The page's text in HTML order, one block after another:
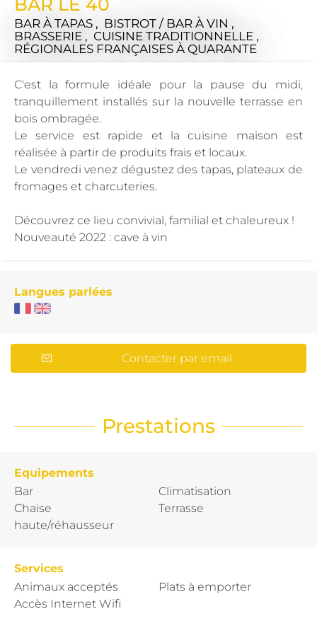
BAR À TAPAS , BISTROT / BAR À VIN ,
BRASSERIE , CUISINE TRADITIONNELLE ,
RÉGIONALES FRANÇAISES À QUARANTE
C'est la formule idéale pour la pause du midi,
tranquillement installés sur la nouvelle terrasse en
bois ombragée.
Le service est rapide et la cuisine maison est
réalisée à partir de produits frais et locaux.
Le vendredi venez dégustez des tapas, plateaux de
fromages et charcuteries.
Découvrez ce lieu convivial, familial et chaleureux !
Nouveauté 2022 : cave à vin
Langues parlées
Contacter par email
Prestations
Equipements
Bar
Chaise
haute/réhausseur
Climatisation
Terrasse
Services
Animaux acceptés
Accès Internet Wifi
Plats à emporter